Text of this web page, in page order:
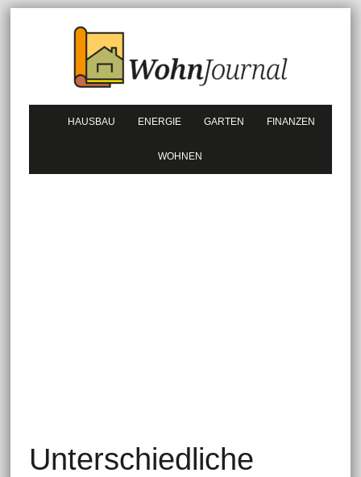
HAUSBAU ENERGIE GARTEN FINANZEN
WOHNEN
Unterschiedliche